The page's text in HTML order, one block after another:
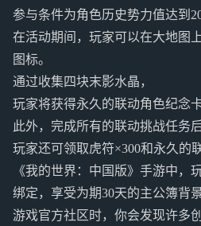
参与条件为角色历史势力值达到
在活动期间，玩家可以在大地图
图标。
通过收集四块末影水晶，
玩家将获得永久的联动角色纪念卡
此外，完成所有的联动挑战任务后
玩家还可领取虎符×300和永久的
《我的世界：中国版》手游中，
绑定，享受为期30天的主公簿背
游戏官方社区时，你会发现许多